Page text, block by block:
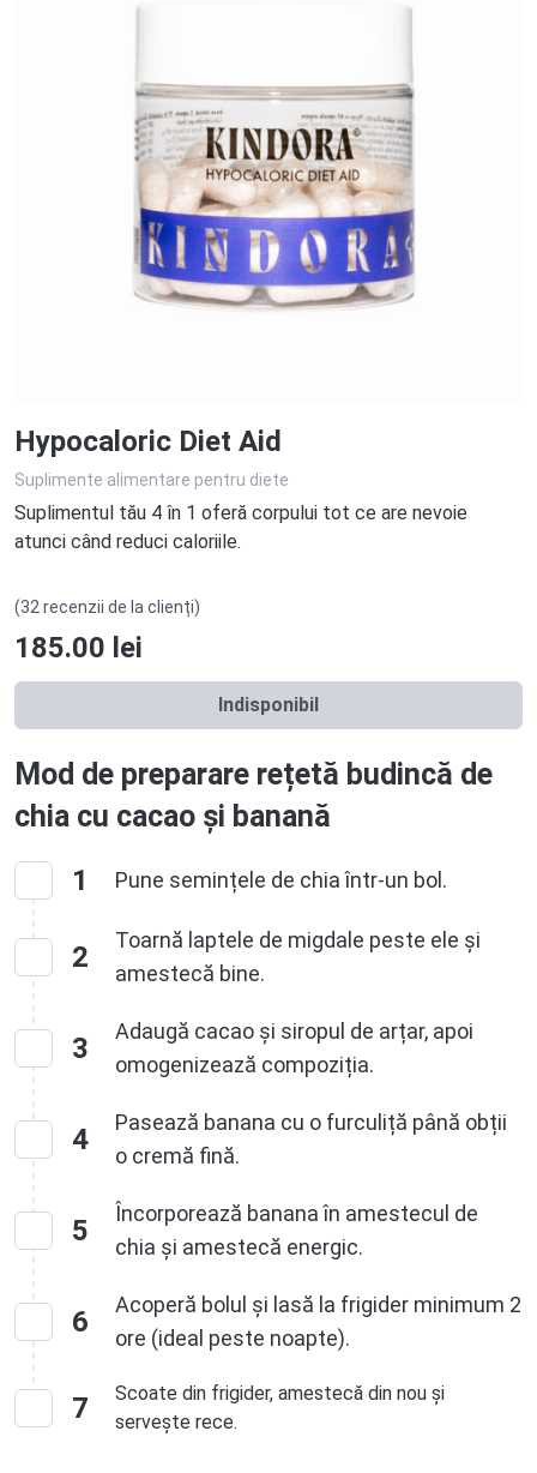
Hypocaloric Diet Aid
Suplimente alimentare pentru diete
Suplimentul tău 4 în 1 oferă corpului tot ce are nevoie
atunci când reduci caloriile.
(32 recenzii de la clienți)
185.00 lei
Indisponibil
Mod de preparare rețetă budincă de
chia cu cacao și banană
1 Pune semințele de chia într-un bol.
2
Toarnă laptele de migdale peste ele și
amestecă bine.
3
Adaugă cacao și siropul de arțar, apoi
omogenizează compoziția.
4
Pasează banana cu o furculiță până obții
o cremă fină.
5
Încorporează banana în amestecul de
chia și amestecă energic.
6
Acoperă bolul și lasă la frigider minimum 2
ore (ideal peste noapte).
7
Scoate din frigider, amestecă din nou și
servește rece.